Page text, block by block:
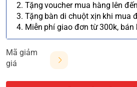
2. Tặng voucher mua hàng lên
3. Tặng bàn di chuột xịn khi mua
4. Miễn phí giao đơn từ 300k, bán
Mã giảm
giá